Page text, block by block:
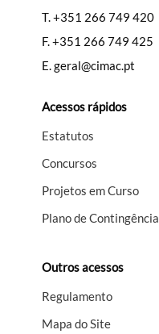
T.+351 266 749 420
F.+351 266 749 425
E.geral@cimac.pt
Acessos rápidos
Estatutos
Concursos
Projetos em Curso
Plano de Contingência
Outros acessos
Regulamento
Mapa do Site